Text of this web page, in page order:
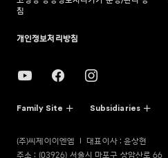
침
개인정보처리방침
Family Site Subsidiaries
(주)씨제이이엔엠
대표이사 : 윤상현
주소 : (03926) 서울시 마포구 상암산로 66